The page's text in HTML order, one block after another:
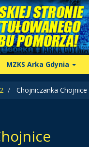
MZKS Arka Gdynia
Chojniczanka Chojnice